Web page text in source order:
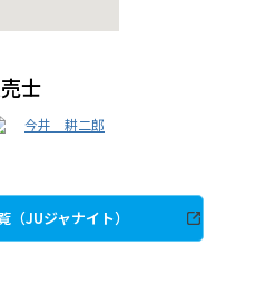
士
今井 耕二郎
（JUジャナイト）